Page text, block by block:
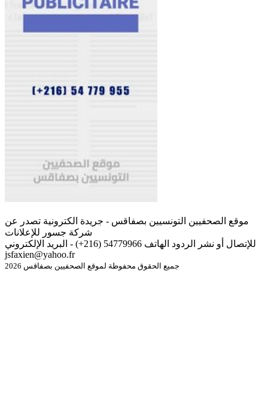
موقع الصحفيين التونسيين بصفاقس - جريدة الكترونية تصدر عن
شركة جسور للإعلانات
للإتصال أو نشر الردود الهاتف 54779966 (216+) - البريد الإلكتروني
jsfaxien@yahoo.fr
جميع الحقوق محفوظة لموقع الصحفيين بصفاقس 2026